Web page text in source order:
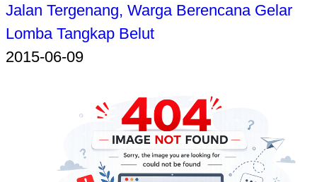
Jalan Tergenang, Warga Berencana Gelar
Lomba Tangkap Belut
2015-06-09